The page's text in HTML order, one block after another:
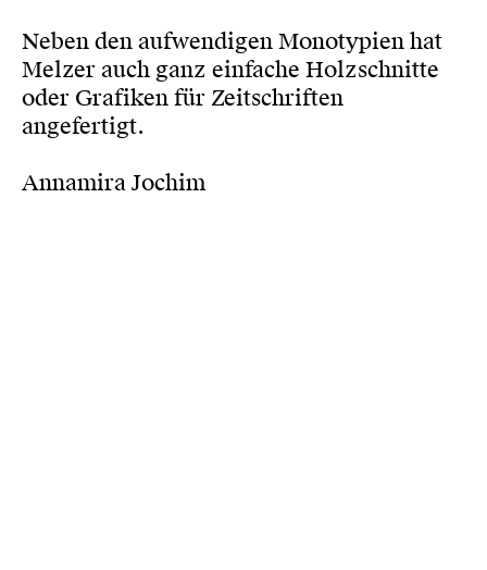
Neben den aufwendigen Monotypien hat
Melzer auch ganz einfache Holzschnitte
oder Grafiken für Zeitschriften
angefertigt.
Annamira Jochim